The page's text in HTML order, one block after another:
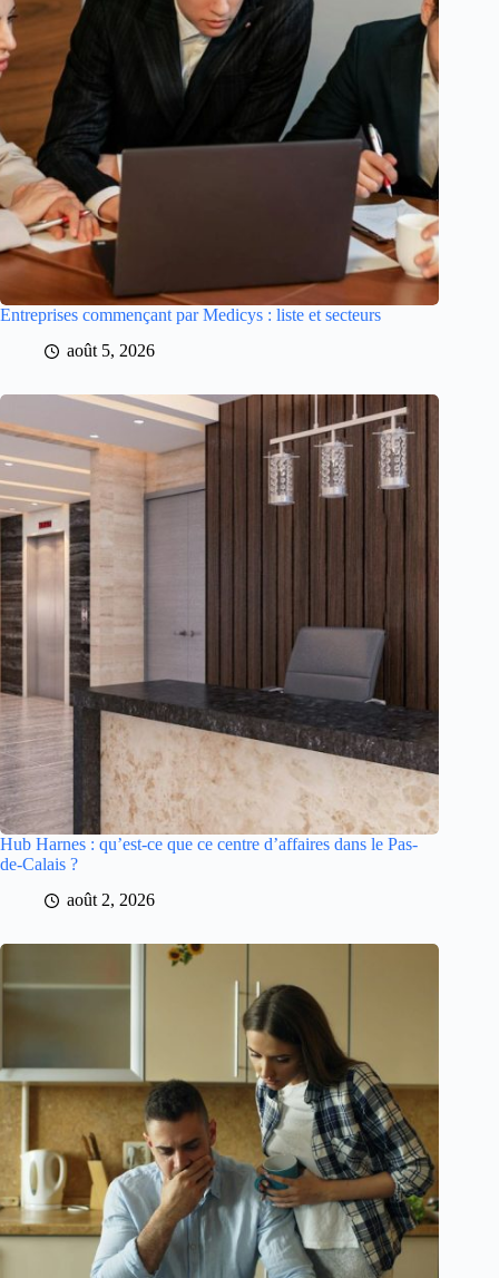
Entreprises commençant par Medicys : liste et secteurs
août 5, 2026
Hub Harnes : qu’est-ce que ce centre d’affaires dans le Pas-
de-Calais ?
août 2, 2026